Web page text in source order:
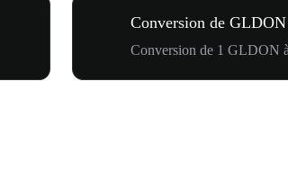
Conversion de
Conversion de 1 GLDON